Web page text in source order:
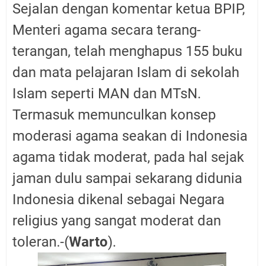
Sejalan dengan komentar ketua BPIP,
Menteri agama secara terang-
terangan, telah menghapus 155 buku
dan mata pelajaran Islam di sekolah
Islam seperti MAN dan MTsN.
Termasuk memunculkan konsep
moderasi agama seakan di Indonesia
agama tidak moderat, pada hal sejak
jaman dulu sampai sekarang didunia
Indonesia dikenal sebagai Negara
religius yang sangat moderat dan
toleran.-(Warto).